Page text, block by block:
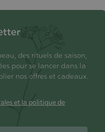
des rituels de saison,
pour se lancer dans la
nos offres et cadeaux.
et la politique de